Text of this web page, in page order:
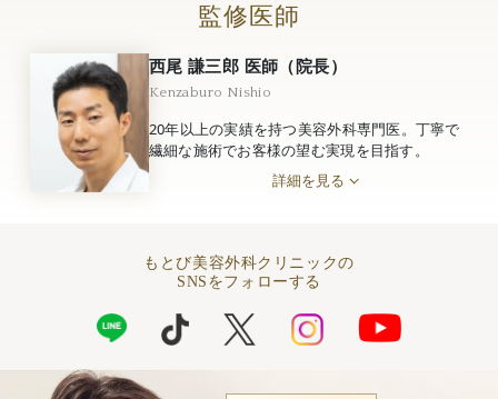
監修医師
西尾 謙三郎 医師（院長）
Kenzaburo Nishio
20年以上の実績を持つ美容外科専門医。丁寧で
繊細な施術でお客様の望む実現を目指す。
詳細を見る
もとび美容外科クリニックの
SNSをフォローする